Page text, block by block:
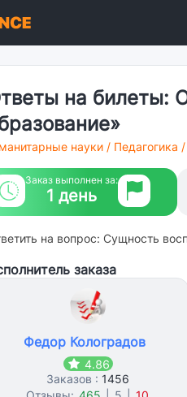
на билеты:
науки / Педагогика /
Заказ выполнен за:
1 день
на вопрос: Сущность
заказа
Федор Колоградов
4.86
Заказов : 1456